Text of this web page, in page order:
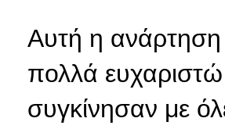
Αυτή η
πολλά
συγκίνησαν με